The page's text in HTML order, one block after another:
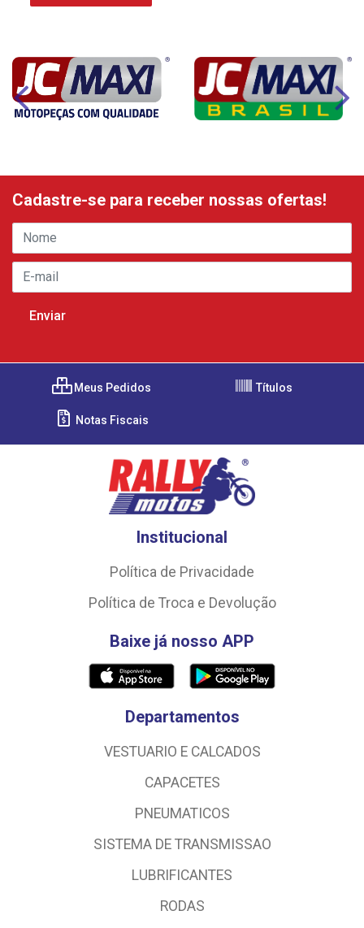
Cadastre-se para receber nossas ofertas!
Meus Pedidos Títulos
Notas Fiscais
Institucional
Política de Privacidade
Política de Troca e Devolução
Baixe já nosso APP
Departamentos
VESTUARIO E CALCADOS
CAPACETES
PNEUMATICOS
SISTEMA DE TRANSMISSAO
LUBRIFICANTES
RODAS